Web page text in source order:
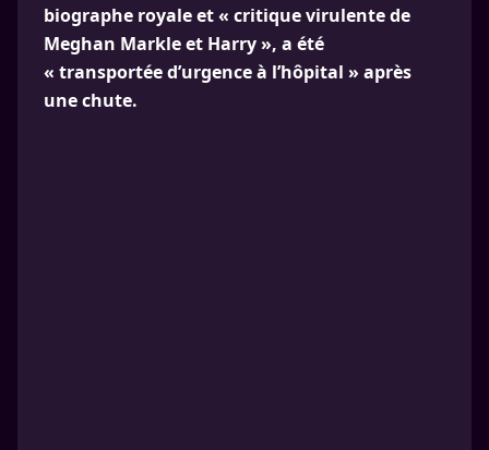
biographe royale et « critique virulente de
Meghan Markle et Harry », a été
« transportée d’urgence à l’hôpital » après
une chute.